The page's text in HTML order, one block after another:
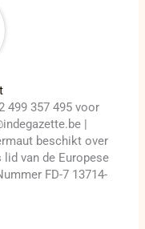
499 357 495 voor
|
beschikt over
van de Europese
FD-7 13714-